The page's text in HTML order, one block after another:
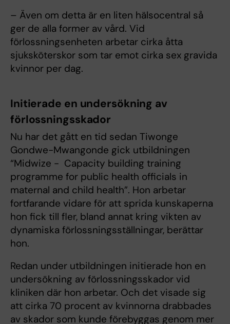
– Även om detta är en liten hälsocentral så
ger de alla former av vård. Vid
förlossningsenheten arbetar cirka åtta
sjuksköterskor som tar emot cirka sex gravida
kvinnor per dag.
Initierade en undersökning av
förlossningsskador
Nu har det gått en tid sedan Tiwonge
Gondwe-Mwangonde gick utbildningen
“Midwize - Capacity building training
programme for public health officials in
maternal and child health”. Hon arbetar
fortfarande vidare för att sprida kunskaperna
hon fick till fler, bland annat kring vikten av
dynamiska förlossningsställningar, berättar
hon.
Redan under utbildningen initierade hon en
undersökning av förlossningsskador vid
kliniken där hon arbetar. Och det visade sig
att cirka 70 procent av kvinnorna drabbades
av skador som kunde förebyggas genom mer